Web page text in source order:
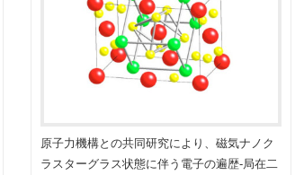
原子力機構との共同研究により、磁気ナノク
ラスターグラス状態に伴う電子の遍歴‐局在二